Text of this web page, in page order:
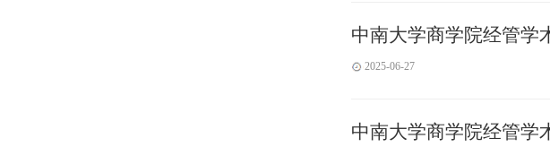
中南大学商学院经管
2025-06-27
中南大学商学院经管